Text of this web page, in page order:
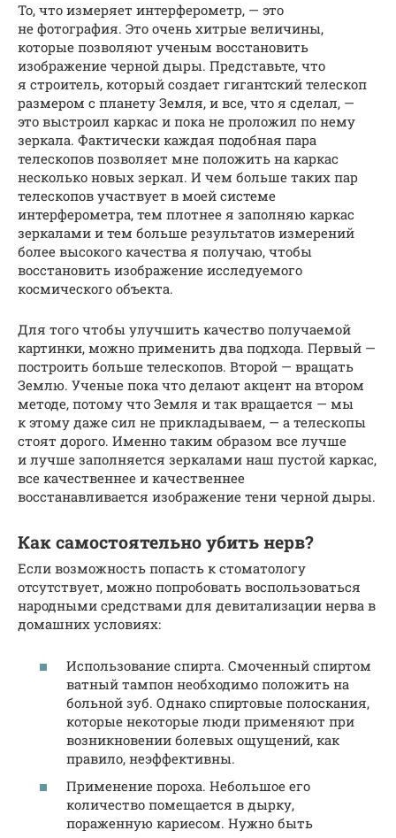
То, что измеряет интерферометр, — это
не фотография. Это очень хитрые величины,
которые позволяют ученым восстановить
изображение черной дыры. Представьте, что
я строитель, который создает гигантский телескоп
размером с планету Земля, и все, что я сделал, —
это выстроил каркас и пока не проложил по нему
зеркала. Фактически каждая подобная пара
телескопов позволяет мне положить на каркас
несколько новых зеркал. И чем больше таких пар
телескопов участвует в моей системе
интерферометра, тем плотнее я заполняю каркас
зеркалами и тем больше результатов измерений
более высокого качества я получаю, чтобы
восстановить изображение исследуемого
космического объекта.
Для того чтобы улучшить качество получаемой
картинки, можно применить два подхода. Первый —
построить больше телескопов. Второй — вращать
Землю. Ученые пока что делают акцент на втором
методе, потому что Земля и так вращается — мы
к этому даже сил не прикладываем, — а телескопы
стоят дорого. Именно таким образом все лучше
и лучше заполняется зеркалами наш пустой каркас,
все качественнее и качественнее
восстанавливается изображение тени черной дыры.
Как самостоятельно убить нерв?
Если возможность попасть к стоматологу
отсутствует, можно попробовать воспользоваться
народными средствами для девитализации нерва в
домашних условиях:
Использование спирта. Смоченный спиртом
ватный тампон необходимо положить на
больной зуб. Однако спиртовые полоскания,
которые некоторые люди применяют при
возникновении болевых ощущений, как
правило, неэффективны.
Применение пороха. Небольшое его
количество помещается в дырку,
пораженную кариесом. Нужно быть